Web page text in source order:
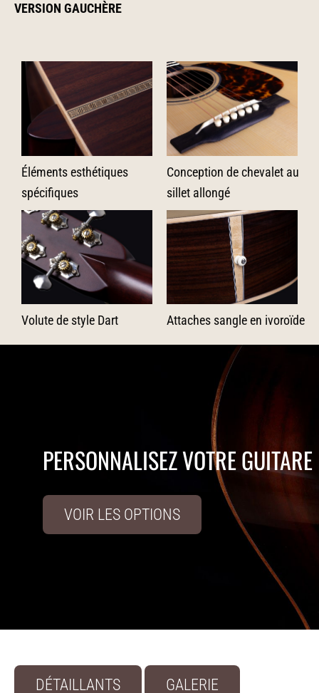
VERSION GAUCHÈRE
Éléments esthétiques
spécifiques
Conception de chevalet au
sillet allongé
Volute de style Dart Attaches sangle en ivoroïde
PERSONNALISEZ VOTRE GUITARE
VOIR LES OPTIONS
DÉTAILLANTS GALERIE